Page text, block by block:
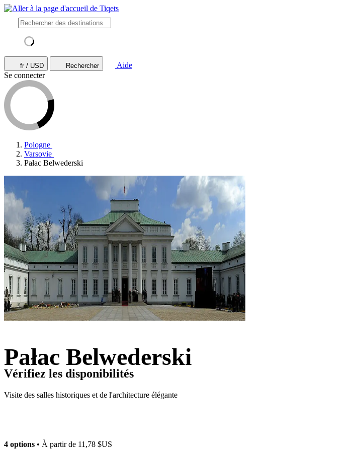
fr / USD Rechercher
Aide
Se connecter
Pologne
Varsovie
Pałac Belwederski
Pałac Belwederski
Visite des salles historiques et de l'architecture élégante
Vérifiez les disponibilités
4 options • À partir de 11,78 $US